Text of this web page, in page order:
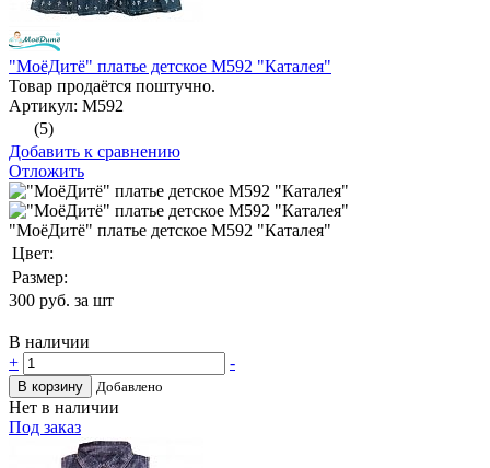
"МоёДитё" платье детское М592 "Каталея"
Товар продаётся поштучно.
Артикул: М592
(5)
Добавить к сравнению
Отложить
"МоёДитё" платье детское М592 "Каталея"
Цвет:
Размер:
300 руб. за шт
В наличии
+
-
В корзину Добавлено
Нет в наличии
Под заказ